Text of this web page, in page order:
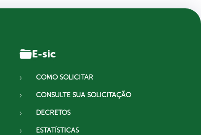
E-sic
COMO SOLICITAR
CONSULTE SUA SOLICITAÇÃO
DECRETOS
ESTATÍSTICAS